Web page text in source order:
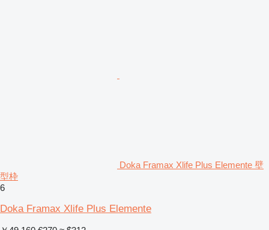
Doka Framax Xlife Plus Elemente 壁
型枠
6
Doka Framax Xlife Plus Elemente